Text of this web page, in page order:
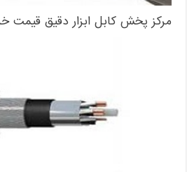
مرکز پخش کابل ابزار دقیق قیمت